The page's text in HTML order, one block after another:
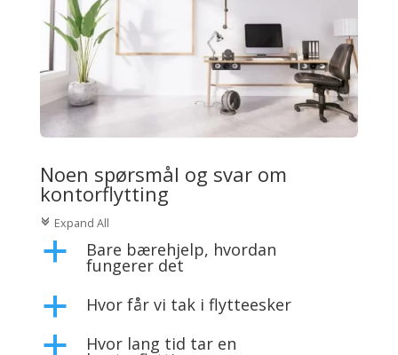
Noen spørsmål og svar om
kontorflytting
c Expand All
a Bare bærehjelp, hvordan
fungerer det
a Hvor får vi tak i flytteesker
a Hvor lang tid tar en